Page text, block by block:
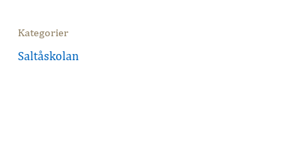
Kategorier
Saltåskolan